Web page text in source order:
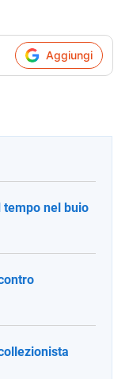
Aggiungi
nel buio